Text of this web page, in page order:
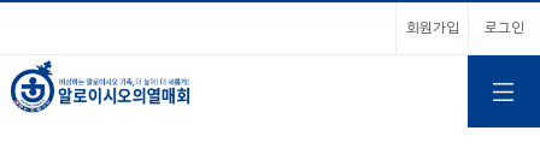
회원가입 로그인